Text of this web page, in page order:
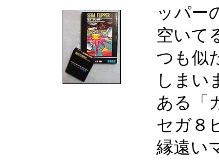
ッパー
空いて
つも似
しまい
ある「
セガ８
縁遠い